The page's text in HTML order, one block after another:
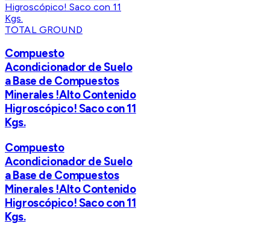
TOTAL GROUND
Compuesto
Acondicionador de Suelo
a Base de Compuestos
Minerales !Alto Contenido
Higroscópico! Saco con 11
Kgs.
Compuesto
Acondicionador de Suelo
a Base de Compuestos
Minerales !Alto Contenido
Higroscópico! Saco con 11
Kgs.